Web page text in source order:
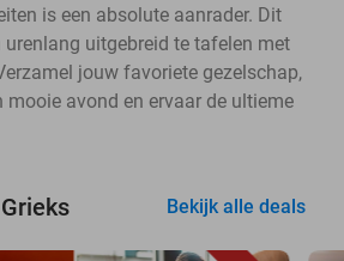
is een absolute aanrader. Dit
uitgebreid te tafelen met
jouw favoriete gezelschap,
mooie avond en ervaar de ultieme
Bekijk alle deals